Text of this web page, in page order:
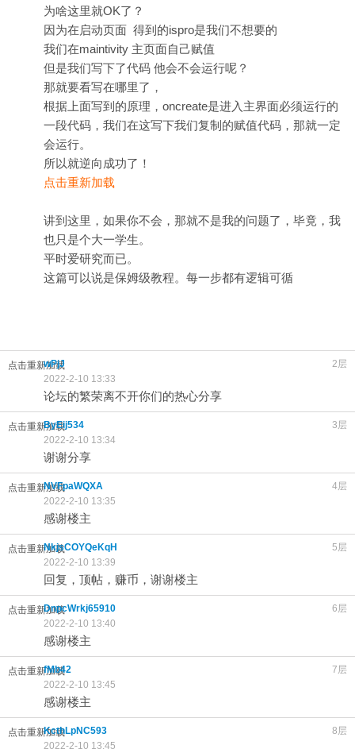
为啥这里就OK了？
因为在启动页面 得到的ispro是我们不想要的
我们在maintivity 主页面自己赋值
但是我们写下了代码 他会不会运行呢？
那就要看写在哪里了，
根据上面写到的原理，oncreate是进入主界面必须运行的
一段代码，我们在这写下我们复制的赋值代码，那就一定
会运行。
所以就逆向成功了！
点击重新加载
讲到这里，如果你不会，那就不是我的问题了，毕竟，我
也只是个大一学生。
平时爱研究而已。
这篇可以说是保姆级教程。每一步都有逻辑可循
点击重新加载 2层
wPjJ
2022-2-10 13:33
论坛的繁荣离不开你们的热心分享
点击重新加载 3层
ByEij534
2022-2-10 13:34
谢谢分享
点击重新加载 4层
NVFpaWQXA
2022-2-10 13:35
感谢楼主
点击重新加载 5层
NkjsCOYQeKqH
2022-2-10 13:39
回复，顶帖，赚币，谢谢楼主
点击重新加载 6层
DnpcWrkj65910
2022-2-10 13:40
感谢楼主
点击重新加载 7层
fMb42
2022-2-10 13:45
感谢楼主
点击重新加载 8层
KcthLpNC593
2022-2-10 13:45